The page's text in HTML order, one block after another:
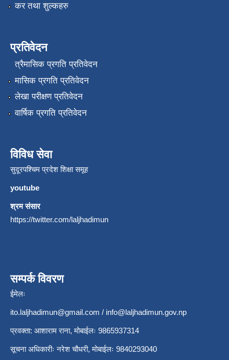
कर तथा शुल्कहरु
प्रतिवेदन
त्रैमासिक प्रगति प्रतिवेदन
मासिक प्रगति प्रतिवेदन
लेखा परीक्षण प्रतिवेदन
वार्षिक प्रगति प्रतिवेदन
विविध सेवा
सुदूरपश्चिम प्रदेश शिक्षा समूह
youtube
श्रम संसार
https://twitter.com/laljhadimun
सम्पर्क विवरण
ईमेलः
ito.laljhadimun@gmail.com / info@laljhadimun.gov.np
प्रवक्ता: आशाराम राना, मोबाईलः 9865937314
सूचना अधिकारीः नरेश चौधरी, मोबाईलः 9840293040